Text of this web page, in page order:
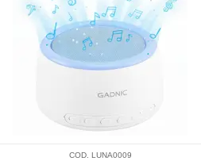
COD. LUNA0009